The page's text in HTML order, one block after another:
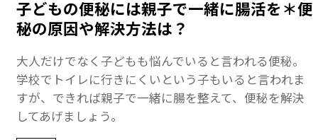
子どもの便秘には親子で一緒に腸活を＊便
秘の原因や解決方法は？
大人だけでなく子どもも悩んでいると言われる便秘。
学校でトイレに行きにくいという子もいると言われま
すが、できれば親子で一緒に腸を整えて、便秘を解決
してあげましょう。